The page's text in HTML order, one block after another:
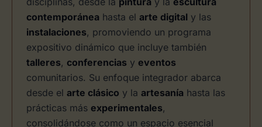
contemporánea hasta el arte digital y las
instalaciones, promoviendo un programa
expositivo dinámico que incluye también
talleres, conferencias y eventos
comunitarios. Su enfoque integrador abarca
desde el arte clásico y la artesanía hasta las
prácticas más experimentales,
consolidándose como un espacio esencial